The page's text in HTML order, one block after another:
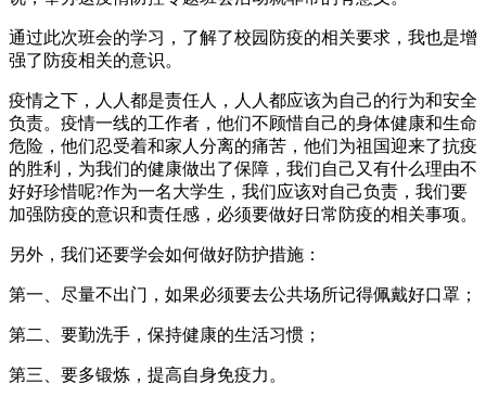
通过此次班会的学习，了解了校园防疫的相关要求，我也是增
强了防疫相关的意识。
疫情之下，人人都是责任人，人人都应该为自己的行为和安全
负责。疫情一线的工作者，他们不顾惜自己的身体健康和生命
危险，他们忍受着和家人分离的痛苦，他们为祖国迎来了抗疫
的胜利，为我们的健康做出了保障，我们自己又有什么理由不
好好珍惜呢?作为一名大学生，我们应该对自己负责，我们要
加强防疫的意识和责任感，必须要做好日常防疫的相关事项。
另外，我们还要学会如何做好防护措施：
第一、尽量不出门，如果必须要去公共场所记得佩戴好口罩；
第二、要勤洗手，保持健康的生活习惯；
第三、要多锻炼，提高自身免疫力。